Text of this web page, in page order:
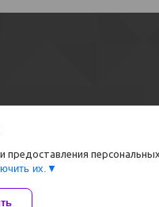
предоставления
их.